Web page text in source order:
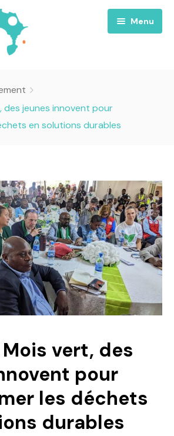
Menu
des jeunes innovent pour
en solutions durables
Mois vert, des
pour
les déchets
durables